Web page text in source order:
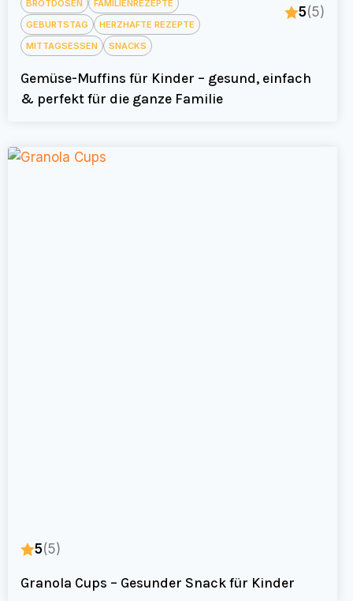
BROTDOSEN
FAMILIENREZEPTE
GEBURTSTAG
HERZHAFTE REZEPTE
MITTAGSESSEN
SNACKS
5(5)
Gemüse-Muffins für Kinder – gesund, einfach
& perfekt für die ganze Familie
5(5)
Granola Cups – Gesunder Snack für Kinder